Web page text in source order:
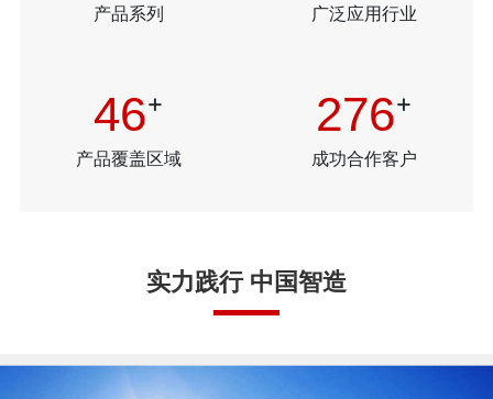
产品系列 广泛应用行业
50+
产品覆盖区域
300+
成功合作客户
实力践行 中国智造